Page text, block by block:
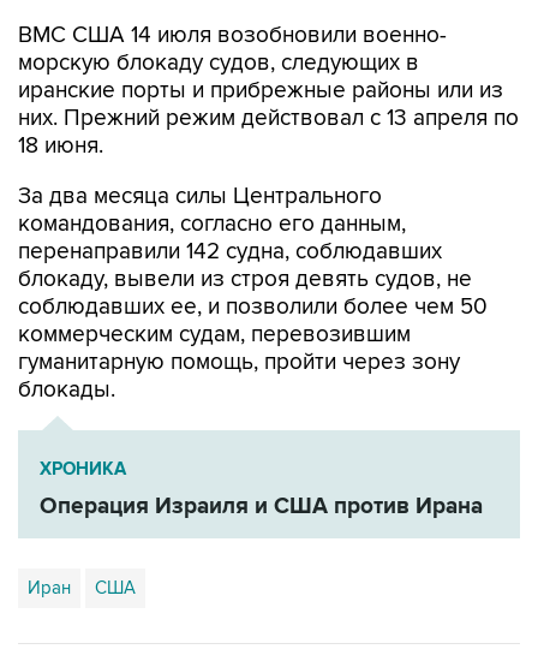
ВМС США 14 июля возобновили военно-
морскую блокаду судов, следующих в
иранские порты и прибрежные районы или из
них. Прежний режим действовал с 13 апреля по
18 июня.
За два месяца силы Центрального
командования, согласно его данным,
перенаправили 142 судна, соблюдавших
блокаду, вывели из строя девять судов, не
соблюдавших ее, и позволили более чем 50
коммерческим судам, перевозившим
гуманитарную помощь, пройти через зону
блокады.
ХРОНИКА
Операция Израиля и США против Ирана
Иран США